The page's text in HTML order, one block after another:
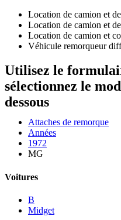
Location de camion et
Location de camion et
Location de camion et
Véhicule remorqueur
Utilisez le
sélectionnez le
dessous
Attaches de remorque
Années
1972
MG
Voitures
B
Midget